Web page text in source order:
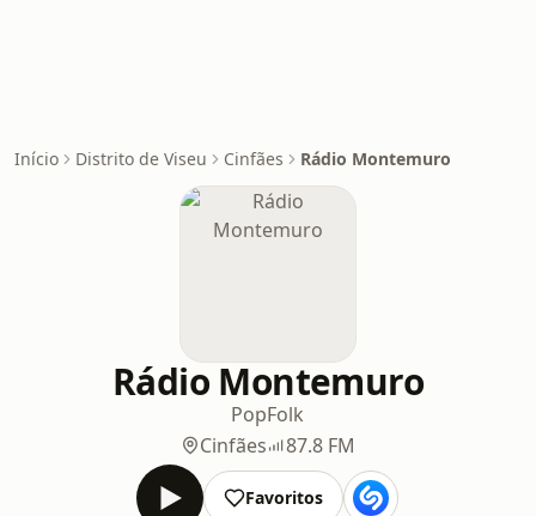
Início Distrito de Viseu Cinfães Rádio Montemuro
Rádio Montemuro
PopFolk
Cinfães
87.8 FM
Favoritos